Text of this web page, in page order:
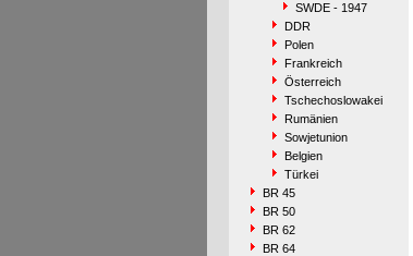
SWDE - 1947
DDR
Polen
Frankreich
Österreich
Tschechoslowakei
Rumänien
Sowjetunion
Belgien
Türkei
BR 45
BR 50
BR 62
BR 64